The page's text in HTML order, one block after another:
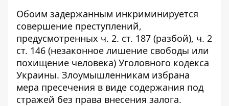
Обоим задержанным инкриминируется
совершение преступлений,
предусмотренных ч. 2. ст. 187 (разбой), ч. 2
ст. 146 (незаконное лишение свободы или
похищение человека) Уголовного кодекса
Украины. Злоумышленникам избрана
мера пресечения в виде содержания под
стражей без права внесения залога.